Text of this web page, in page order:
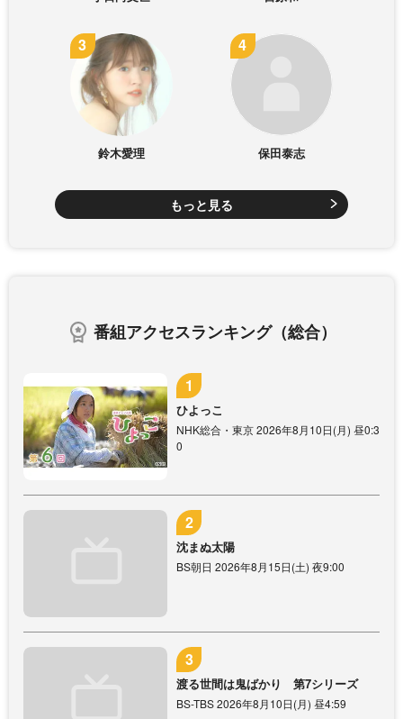
鈴木愛理 保田泰志
もっと見る
番組アクセスランキング（総合）
ひよっこ
NHK総合・東京 2026年8月10日(月) 昼0:3
0
沈まぬ太陽
BS朝日 2026年8月15日(土) 夜9:00
渡る世間は鬼ばかり 第7シリーズ
BS-TBS 2026年8月10日(月) 昼4:59